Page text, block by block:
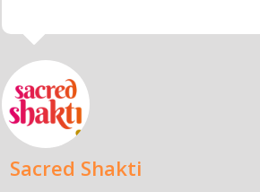
Sacred Shakti